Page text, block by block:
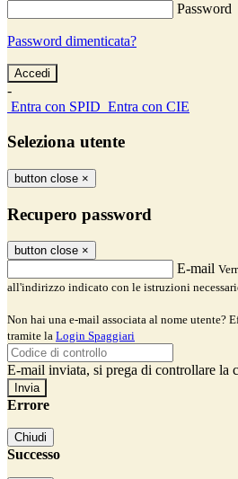
Password
Password dimenticata?
-
Entra con SPID Entra con CIE
Seleziona utente
button close ×
Recupero password
button close ×
E-mail
all'indirizzo indicato con le istruzioni
Non hai una e-mail associata al nome utente?
tramite la Login Spaggiari
E-mail inviata, si prega di controllare la
Errore
Chiudi
Successo